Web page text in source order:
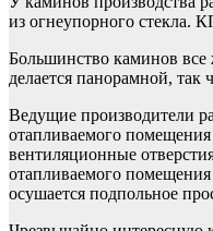
из огнеупорного стекла.
Большинство каминов все
делается панорамной, так
Ведущие производители
отапливаемого
вентиляционные
отапливаемого помещения
осушается подпольное